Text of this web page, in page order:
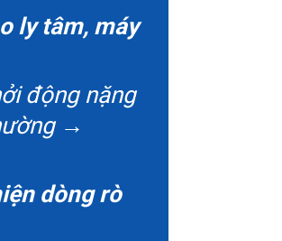
ly tâm, máy
động nặng
→
dòng rò